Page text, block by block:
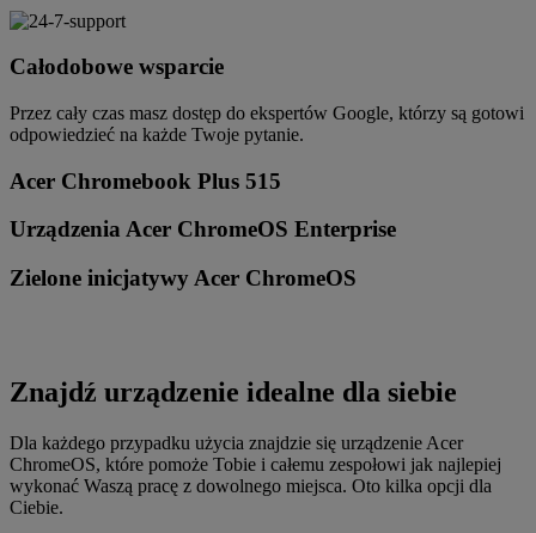
Całodobowe wsparcie
Przez cały czas masz dostęp do ekspertów Google, którzy są gotowi
odpowiedzieć na każde Twoje pytanie.
Acer Chromebook Plus 515
Urządzenia Acer ChromeOS Enterprise
Zielone inicjatywy Acer ChromeOS
Znajdź urządzenie idealne dla siebie
Dla każdego przypadku użycia znajdzie się urządzenie Acer
ChromeOS, które pomoże Tobie i całemu zespołowi jak najlepiej
wykonać Waszą pracę z dowolnego miejsca. Oto kilka opcji dla
Ciebie.